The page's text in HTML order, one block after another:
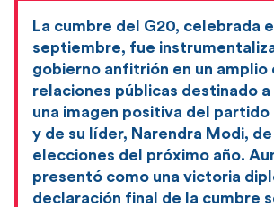
La cumbre del G20, celebrada
septiembre, fue
gobierno anfitrión en un amplio
relaciones públicas destinado
una imagen positiva del
y de su líder, Narendra Modi, de
elecciones del próximo año.
presentó como una victoria
declaración final de la cumbre